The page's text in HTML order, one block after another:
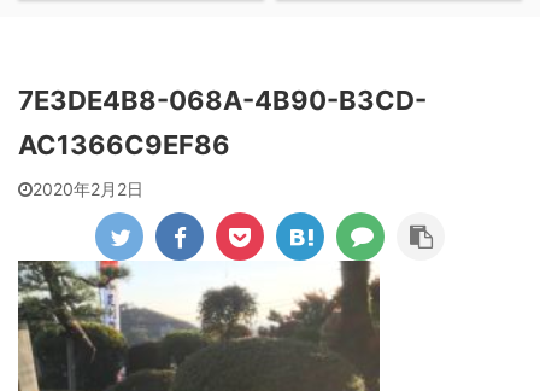
7E3DE4B8-068A-4B90-B3CD-
AC1366C9EF86
2020年2月2日